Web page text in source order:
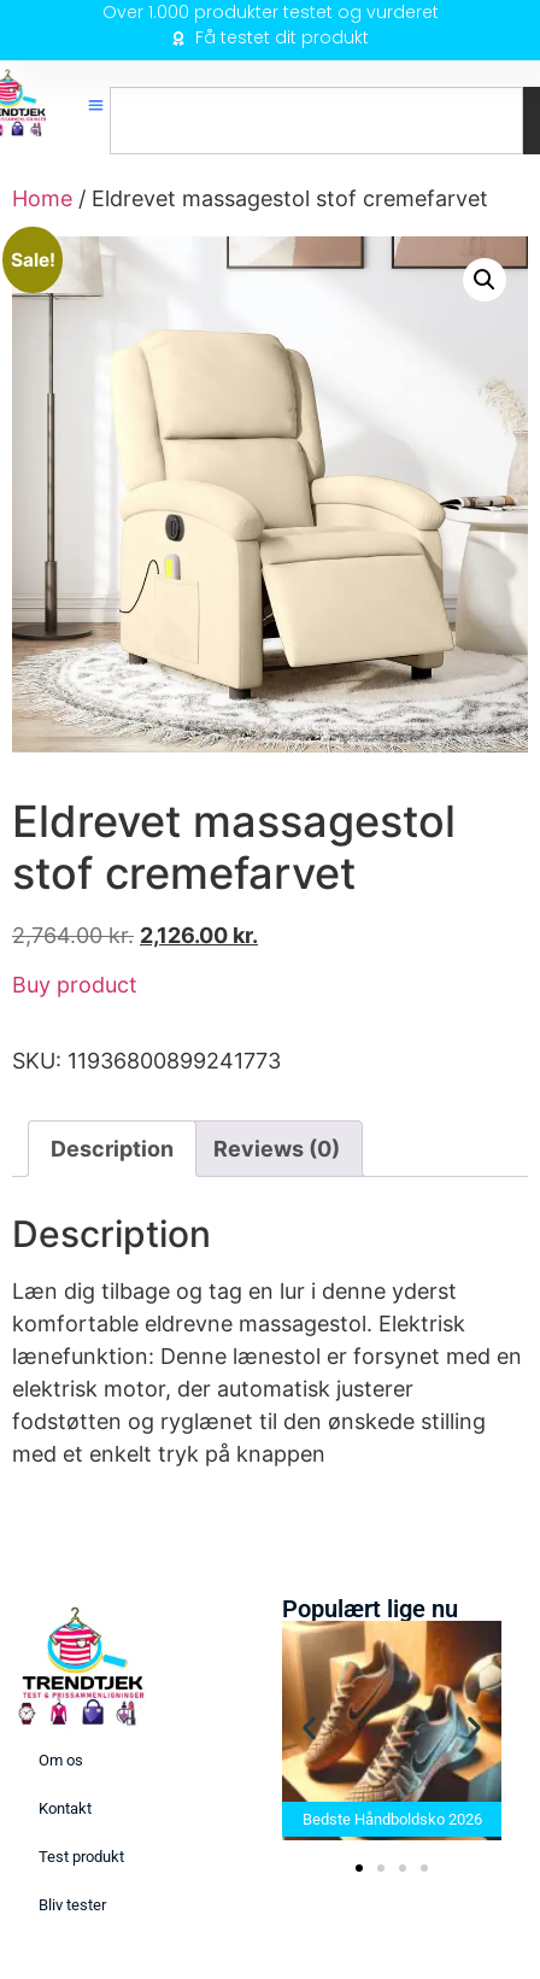
Over 1.000 produkter testet og vurderet
Få testet dit produkt
Home / Eldrevet massagestol stof cremefarvet
Sale!
Eldrevet massagestol
stof cremefarvet
2,764.00kr. 2,126.00 kr.
Buy product
SKU: 11936800899241773
Description Reviews (0)
Description
Læn dig tilbage og tag en lur i denne yderst
komfortable eldrevne massagestol. Elektrisk
lænefunktion: Denne lænestol er forsynet med en
elektrisk motor, der automatisk justerer
fodstøtten og ryglænet til den ønskede stilling
med et enkelt tryk på knappen
Om os
Kontakt
Test produkt
Bliv tester
Populært lige nu
Bedste Saunatæppe 2025 –
Find de bedste produkter her!
Bedste Håndboldsko 2026